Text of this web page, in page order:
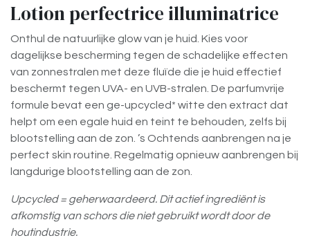
Lotion perfectrice illuminatrice
Onthul de natuurlijke glow van je huid. Kies voor
dagelijkse bescherming tegen de schadelijke effecten
van zonnestralen met deze fluïde die je huid effectief
beschermt tegen UVA- en UVB-stralen. De parfumvrije
formule bevat een ge-upcycled* witte den extract dat
helpt om een egale huid en teint te behouden, zelfs bij
blootstelling aan de zon. ’s Ochtends aanbrengen na je
perfect skin routine. Regelmatig opnieuw aanbrengen bij
langdurige blootstelling aan de zon.
Upcycled = geherwaardeerd. Dit actief ingrediënt is
afkomstig van schors die niet gebruikt wordt door de
houtindustrie.